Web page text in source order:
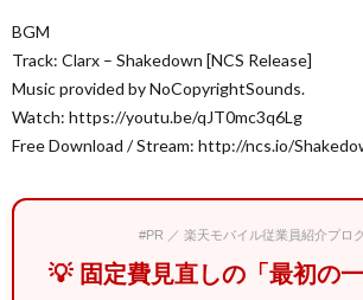
BGM
Track: Clarx – Shakedown [NCS Release]
Music provided by NoCopyrightSounds.
Watch: https://youtu.be/qJT0mc3q6Lg
Free Download / Stream: http://ncs.io/
#PR ／ 楽天モバイル従業員紹介プロ
💡 固定費見直しの「最初の